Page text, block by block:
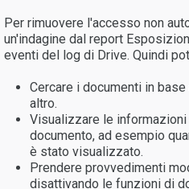
Per rimuovere l'accesso non
un'indagine dal report
eventi del log di Drive. Quindi
Cercare i documenti in
altro.
Visualizzare le
documento, ad esempio
è stato visualizzato.
Prendere provvedimenti
disattivando le funzioni di